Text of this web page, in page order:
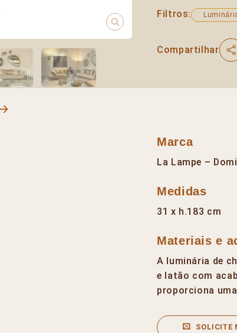
Filtros:
Compartilhar
Marca
La Lampe –
Medidas
31 x h.183 cm
Materiais e
A luminária de
e latão com
proporciona
SOLICITE